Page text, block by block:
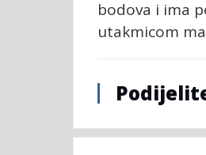
bodova i ima
utakmicom